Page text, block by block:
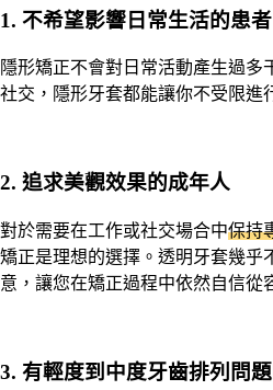
1. 不希望影響日常生活的患者
隱形矯正不會對日常活動產生過多
社交，隱形牙套都能讓你不受限進
2. 追求美觀效果的成年人
對於需要在工作或社交場合中保持
矯正是理想的選擇。透明牙套幾乎
意，讓您在矯正過程中依然自信從
3. 有輕度到中度牙齒排列問